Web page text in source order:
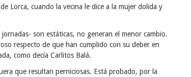
Lorca, cuando la vecina le dice a la mujer dolida y
son estáticas, no generan el menor cambio.
respecto de que han cumplido con su deber en
como decía Carlitos Balá.
que resultan perniciosas. Está probado, por la